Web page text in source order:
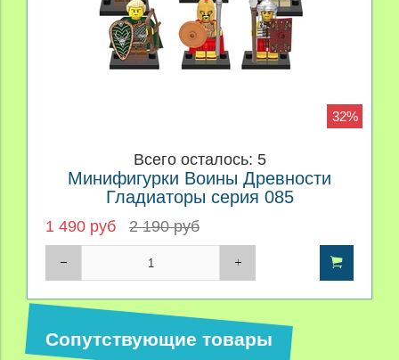
32%
Всего осталось: 5
Минифигурки Воины Древности
Гладиаторы серия 085
1 490 руб 2 190 руб
Сопутствующие товары